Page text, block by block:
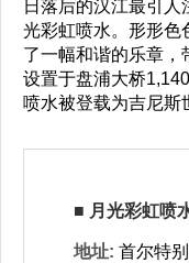
日落后的汉江最引
光彩虹喷水。形形色
了一幅和谐的乐章，
设置于盘浦大桥
喷水被登载为吉尼斯
■ 月光彩虹喷
地址: 首尔特